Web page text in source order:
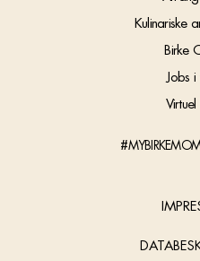
Kulinariske
Birke
Jobs